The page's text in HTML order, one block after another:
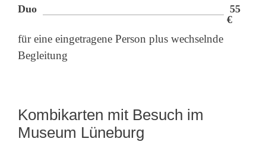
Duo
55
€
für eine eingetragene Person plus wechselnde
Begleitung
Kombikarten mit Besuch im
Museum Lüneburg